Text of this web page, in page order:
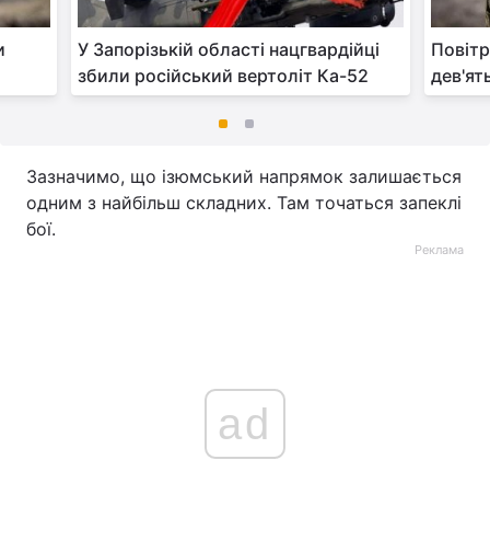
У Запорізькій області нацгвардійці
збили російський вертоліт Ка-52
Зазначимо, що ізюмський напрямок залишається
одним з найбільш складних. Там точаться запеклі
бої.
Реклама
ad